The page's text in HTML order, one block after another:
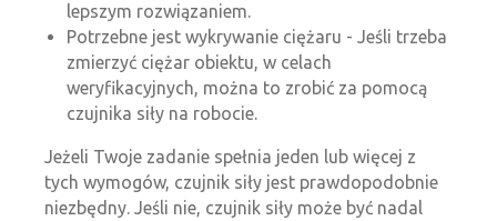
lepszym rozwiązaniem.
Potrzebne jest wykrywanie ciężaru - Jeśli trzeba
zmierzyć ciężar obiektu, w celach
weryfikacyjnych, można to zrobić za pomocą
czujnika siły na robocie.
Jeżeli Twoje zadanie spełnia jeden lub więcej z
tych wymogów, czujnik siły jest prawdopodobnie
niezbędny. Jeśli nie, czujnik siły może być nadal